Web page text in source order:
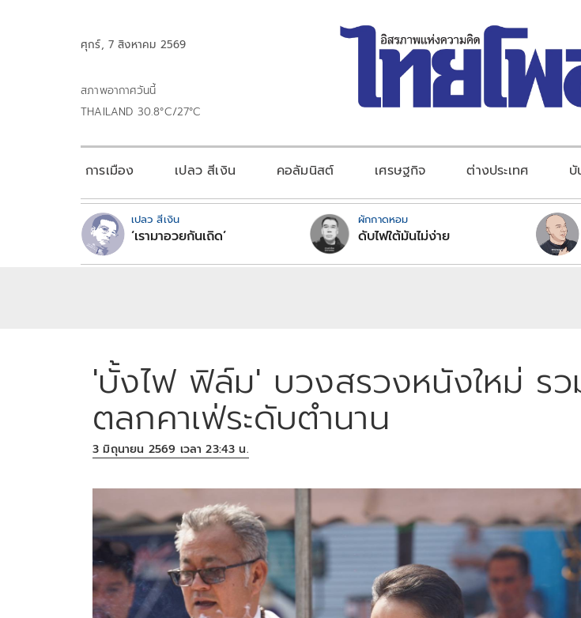
ศุกร์, 7 สิงหาคม 2569
สภาพอากาศวันนี้
THAILAND 30.8°C/27°C
การเมือง เปลว สีเงิน คอลัมนิสต์ เศรษฐกิจ ต่างประเทศ บั
เปลว สีเงิน
‘เรามาอวยกันเถิด’
ผักกาดหอม
ดับไฟใต้มันไม่ง่าย
'บั้งไฟ ฟิล์ม' บวงสรวงหนังใหม่ ร
ตลกคาเฟ่ระดับตำนาน
3 มิถุนายน 2569 เวลา 23:43 น.